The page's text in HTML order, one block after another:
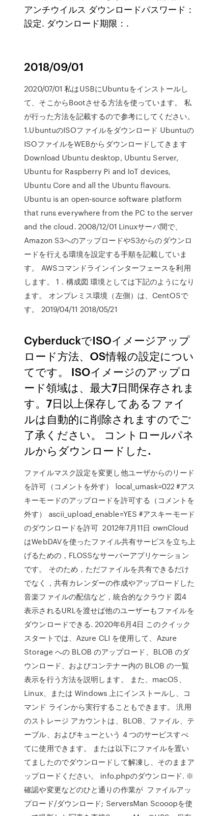
アンチウイルス ダウンロードパスワード：
設定. ダウンロード期限：.
2018/09/01
2020/07/01 私はUSBにUbuntuをインストールし
て、そこからBootさせる方法を使っています。 私
が行った方法を記載するので参考にしてください。
1.UbuntuのISOファイルをダウンロード Ubuntuの
ISOファイルをWEBからダウンロードしてきます
Download Ubuntu desktop, Ubuntu Server,
Ubuntu for Raspberry Pi and IoT devices,
Ubuntu Core and all the Ubuntu flavours.
Ubuntu is an open-source software platform
that runs everywhere from the PC to the server
and the cloud. 2008/12/01 Linuxサーバ間で、
Amazon S3へのアップロードやS3からのダウンロ
ードを行える環境を設定する手順を記載していま
す。 AWSコマンドラインインターフェースを利用
します。 1．構成図 環境としては下記のようになり
ます。 オンプレミス環境（左側）は、CentOSで
す。 2019/04/11 2018/05/21
CyberduckでISOイメージアップ
ロード方法、OS情報の設定につい
てです。 ISOイメージのアップロ
ード領域は、最大7日間保存されま
す。7日以上保存してあるファイ
ルは自動的に削除されますのでご
了承ください。 コントロールパネ
ルからダウンロードした.
ファイルマスク設定を変更し他ユーザからのリード
を許可（コメントを外す） local_umask=022 #アス
キーモードのアップロードを許可する（コメントを
外す） ascii_upload_enable=YES #アスキーモード
のダウンロードを許可 2012年7月11日 ownCloud
はWebDAVを使ったファイル共有サービスを立ち上
げるための，FLOSSなサーバーアプリケーション
です。 そのため，ただファイルを共有できるだけ
でなく，共有カレンダーの作成やアップロードした
音楽ファイルの配信など，統合的なクラウド 図4
表示されるURLを渡せば他のユーザーもファイルを
ダウンロードできる. 2020年6月4日 このクイック
スタートでは、Azure CLI を使用して、Azure
Storage への BLOB のアップロード、BLOB のダ
ウンロード、およびコンテナー内の BLOB の一覧
表示を行う方法を説明します。 また、macOS、
Linux、または Windows 上にインストールし、コ
マンド ラインから実行することもできます。 汎用
のストレージ アカウントは、BLOB、ファイル、テ
ーブル、およびキューという 4 つのサービスすべ
てに使用できます。 または以下にファイルを置い
てましたのでダウンロードして解凍し、そのままア
ップロードください。 info.phpのダウンロード. ※
確認や変更などのひと通りの作業が ファイルアッ
プロード/ダウンロード; ServersMan Scooopを使